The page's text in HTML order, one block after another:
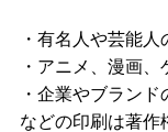
・有名人や芸能人
・アニメ、漫画
・企業やブランド
などの印刷は著作